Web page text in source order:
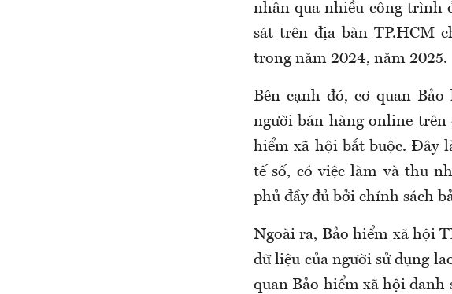
nhân qua nhiều công trình
sát trên địa bàn TP.HCM
trong năm 2024, năm 2025.
Bên cạnh đó, cơ quan
người bán hàng online trên
hiểm xã hội bắt buộc. Đây
tế số, có việc làm và thu
phủ đầy đủ bởi chính sách
Ngoài ra, Bảo hiểm xã hội
dữ liệu của người sử dụng
quan Bảo hiểm xã hội